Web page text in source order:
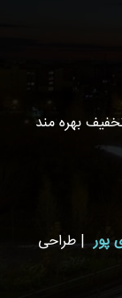
های اجتماعی ما از 20% تخفیف بهره مند
پور | طراحی